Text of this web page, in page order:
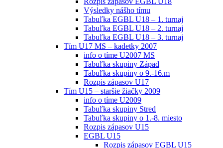
Výsledky nášho tímu
Tabuľka EGBL U18 – 1. turnaj
Tabuľka EGBL U18 – 2. turnaj
Tabuľka EGBL U18 – 3. turnaj
Tím U17 MS – kadetky 2007
info o tíme U2007 MS
Tabuľka skupiny Západ
Tabuľka skupiny o 9.-16.m
Rozpis zápasov U17
Tím U15 – staršie žiačky 2009
info o tíme U2009
Tabuľka skupiny Stred
Tabuľka skupiny o 1.-8. miesto
Rozpis zápasov U15
EGBL U15
Rozpis zápasov EGBL U15